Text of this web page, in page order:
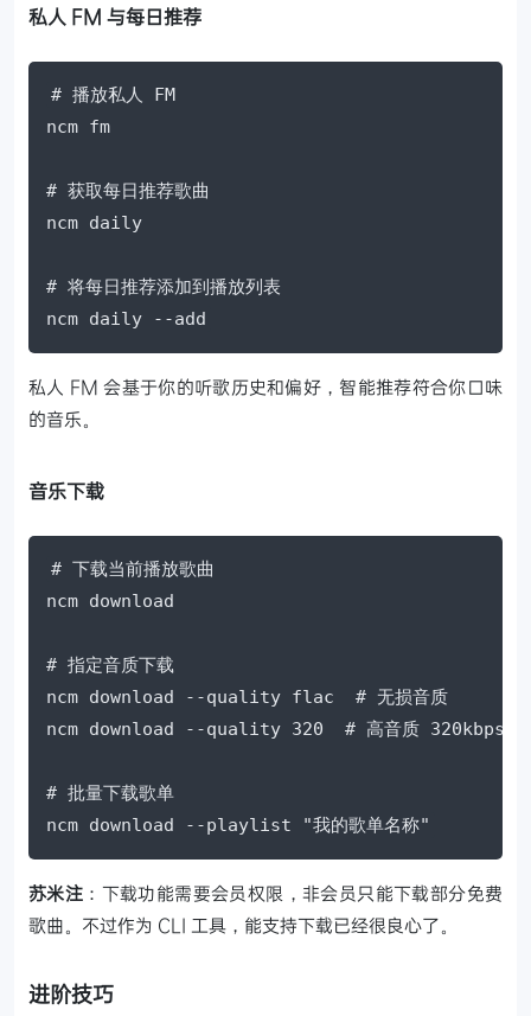
私人 FM 与每日推荐
# 播放私人 FM
ncm fm
# 获取每日推荐歌曲
ncm daily
# 将每日推荐添加到播放列表
ncm daily --add
私人 FM 会基于你的听歌历史和偏好，智能推荐符合你口味
的音乐。
音乐下载
# 下载当前播放歌曲
ncm download
# 指定音质下载
ncm download --quality flac  # 无损音质
ncm download --quality 320  # 高音质 320kbps
# 批量下载歌单
ncm download --playlist "我的歌单名称"
苏米注 ：下载功能需要会员权限，非会员只能下载部分免费
歌曲。不过作为 CLI 工具，能支持下载已经很良心了。
进阶技巧